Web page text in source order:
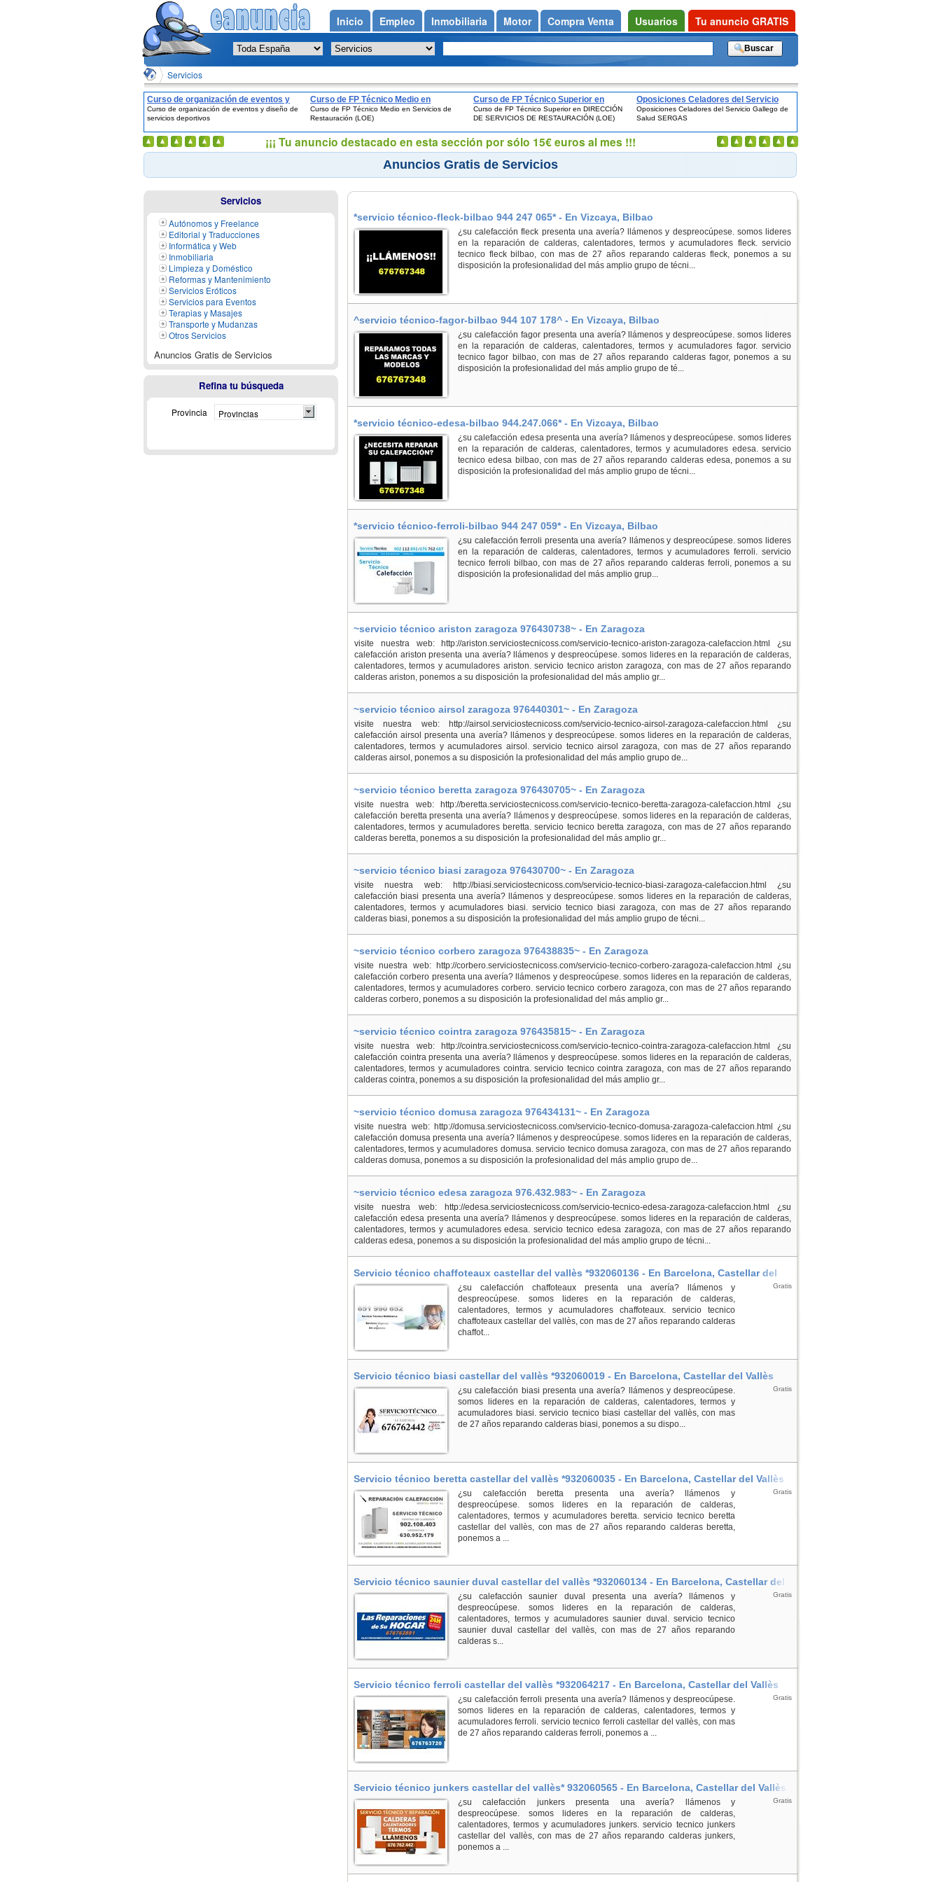
Servicios
Curso de organización de eventos y
diseño de servicios deportivos
Curso de organización de eventos y diseño de
servicios deportivos
Curso de FP Técnico Medio en
Servicios de Restauración (LOE)
Curso de FP Técnico Medio en Servicios de
Restauración (LOE)
Curso de FP Técnico Superior en
DIRECCIÓN DE SERVICIOS DE
RESTAURACIÓN (LOE)
Curso de FP Técnico Superior en DIRECCIÓN
DE SERVICIOS DE RESTAURACIÓN (LOE)
Oposiciones Celadores del Servicio
Gallego de Salud SERGAS
Oposiciones Celadores del Servicio Gallego de
Salud SERGAS
Anuncios Gratis de Servicios
*servicio técnico-fleck-bilbao 944 247 065* - En Vizcaya, Bilbao
¿su calefacción fleck presenta una avería? llámenos y despreocúpese. somos lideres
en la reparación de calderas, calentadores, termos y acumuladores fleck. servicio
tecnico fleck bilbao, con mas de 27 años reparando calderas fleck, ponemos a su
disposición la profesionalidad del más amplio grupo de técni...
^servicio técnico-fagor-bilbao 944 107 178^ - En Vizcaya, Bilbao
¿su calefacción fagor presenta una avería? llámenos y despreocúpese. somos lideres
en la reparación de calderas, calentadores, termos y acumuladores fagor. servicio
tecnico fagor bilbao, con mas de 27 años reparando calderas fagor, ponemos a su
disposición la profesionalidad del más amplio grupo de té...
*servicio técnico-edesa-bilbao 944.247.066* - En Vizcaya, Bilbao
¿su calefacción edesa presenta una avería? llámenos y despreocúpese. somos lideres
en la reparación de calderas, calentadores, termos y acumuladores edesa. servicio
tecnico edesa bilbao, con mas de 27 años reparando calderas edesa, ponemos a su
disposición la profesionalidad del más amplio grupo de técni...
*servicio técnico-ferroli-bilbao 944 247 059* - En Vizcaya, Bilbao
¿su calefacción ferroli presenta una avería? llámenos y despreocúpese. somos lideres
en la reparación de calderas, calentadores, termos y acumuladores ferroli. servicio
tecnico ferroli bilbao, con mas de 27 años reparando calderas ferroli, ponemos a su
disposición la profesionalidad del más amplio grup...
~servicio técnico ariston zaragoza 976430738~ - En Zaragoza
visite nuestra web: http://ariston.serviciostecnicoss.com/servicio-tecnico-ariston-zaragoza-calefaccion.html ¿su
calefacción ariston presenta una avería? llámenos y despreocúpese. somos lideres en la reparación de calderas,
calentadores, termos y acumuladores ariston. servicio tecnico ariston zaragoza, con mas de 27 años reparando
calderas ariston, ponemos a su disposición la profesionalidad del más amplio gr...
~servicio técnico airsol zaragoza 976440301~ - En Zaragoza
visite nuestra web: http://airsol.serviciostecnicoss.com/servicio-tecnico-airsol-zaragoza-calefaccion.html ¿su
calefacción airsol presenta una avería? llámenos y despreocúpese. somos lideres en la reparación de calderas,
calentadores, termos y acumuladores airsol. servicio tecnico airsol zaragoza, con mas de 27 años reparando
calderas airsol, ponemos a su disposición la profesionalidad del más amplio grupo de...
~servicio técnico beretta zaragoza 976430705~ - En Zaragoza
visite nuestra web: http://beretta.serviciostecnicoss.com/servicio-tecnico-beretta-zaragoza-calefaccion.html ¿su
calefacción beretta presenta una avería? llámenos y despreocúpese. somos lideres en la reparación de calderas,
calentadores, termos y acumuladores beretta. servicio tecnico beretta zaragoza, con mas de 27 años reparando
calderas beretta, ponemos a su disposición la profesionalidad del más amplio gr...
~servicio técnico biasi zaragoza 976430700~ - En Zaragoza
visite nuestra web: http://biasi.serviciostecnicoss.com/servicio-tecnico-biasi-zaragoza-calefaccion.html ¿su
calefacción biasi presenta una avería? llámenos y despreocúpese. somos lideres en la reparación de calderas,
calentadores, termos y acumuladores biasi. servicio tecnico biasi zaragoza, con mas de 27 años reparando
calderas biasi, ponemos a su disposición la profesionalidad del más amplio grupo de técni...
~servicio técnico corbero zaragoza 976438835~ - En Zaragoza
visite nuestra web: http://corbero.serviciostecnicoss.com/servicio-tecnico-corbero-zaragoza-calefaccion.html ¿su
calefacción corbero presenta una avería? llámenos y despreocúpese. somos lideres en la reparación de calderas,
calentadores, termos y acumuladores corbero. servicio tecnico corbero zaragoza, con mas de 27 años reparando
calderas corbero, ponemos a su disposición la profesionalidad del más amplio gr...
~servicio técnico cointra zaragoza 976435815~ - En Zaragoza
visite nuestra web: http://cointra.serviciostecnicoss.com/servicio-tecnico-cointra-zaragoza-calefaccion.html ¿su
calefacción cointra presenta una avería? llámenos y despreocúpese. somos lideres en la reparación de calderas,
calentadores, termos y acumuladores cointra. servicio tecnico cointra zaragoza, con mas de 27 años reparando
calderas cointra, ponemos a su disposición la profesionalidad del más amplio gr...
~servicio técnico domusa zaragoza 976434131~ - En Zaragoza
visite nuestra web: http://domusa.serviciostecnicoss.com/servicio-tecnico-domusa-zaragoza-calefaccion.html ¿su
calefacción domusa presenta una avería? llámenos y despreocúpese. somos lideres en la reparación de calderas,
calentadores, termos y acumuladores domusa. servicio tecnico domusa zaragoza, con mas de 27 años reparando
calderas domusa, ponemos a su disposición la profesionalidad del más amplio grupo de...
~servicio técnico edesa zaragoza 976.432.983~ - En Zaragoza
visite nuestra web: http://edesa.serviciostecnicoss.com/servicio-tecnico-edesa-zaragoza-calefaccion.html ¿su
calefacción edesa presenta una avería? llámenos y despreocúpese. somos lideres en la reparación de calderas,
calentadores, termos y acumuladores edesa. servicio tecnico edesa zaragoza, con mas de 27 años reparando
calderas edesa, ponemos a su disposición la profesionalidad del más amplio grupo de técni...
Servicio técnico chaffoteaux castellar del vallès *932060136 - En Barcelona, Castellar del
Vallès
¿su calefacción chaffoteaux presenta una avería? llámenos y
despreocúpese. somos lideres en la reparación de calderas,
calentadores, termos y acumuladores chaffoteaux. servicio tecnico
chaffoteaux castellar del vallès, con mas de 27 años reparando calderas
chaffot...
Gratis
Servicio técnico biasi castellar del vallès *932060019 - En Barcelona, Castellar del Vallès
¿su calefacción biasi presenta una avería? llámenos y despreocúpese.
somos lideres en la reparación de calderas, calentadores, termos y
acumuladores biasi. servicio tecnico biasi castellar del vallès, con mas
de 27 años reparando calderas biasi, ponemos a su dispo...
Gratis
Servicio técnico beretta castellar del vallès *932060035 - En Barcelona, Castellar del Vallès
¿su calefacción beretta presenta una avería? llámenos y
despreocúpese. somos lideres en la reparación de calderas,
calentadores, termos y acumuladores beretta. servicio tecnico beretta
castellar del vallès, con mas de 27 años reparando calderas beretta,
ponemos a ...
Gratis
Servicio técnico saunier duval castellar del vallès *932060134 - En Barcelona, Castellar del
Vallès
¿su calefacción saunier duval presenta una avería? llámenos y
despreocúpese. somos lideres en la reparación de calderas,
calentadores, termos y acumuladores saunier duval. servicio tecnico
saunier duval castellar del vallès, con mas de 27 años reparando
calderas s...
Gratis
Servicio técnico ferroli castellar del vallès *932064217 - En Barcelona, Castellar del Vallès
¿su calefacción ferroli presenta una avería? llámenos y despreocúpese.
somos lideres en la reparación de calderas, calentadores, termos y
acumuladores ferroli. servicio tecnico ferroli castellar del vallès, con mas
de 27 años reparando calderas ferroli, ponemos a ...
Gratis
Servicio técnico junkers castellar del vallès* 932060565 - En Barcelona, Castellar del Vallès
¿su calefacción junkers presenta una avería? llámenos y
despreocúpese. somos lideres en la reparación de calderas,
calentadores, termos y acumuladores junkers. servicio tecnico junkers
castellar del vallès, con mas de 27 años reparando calderas junkers,
ponemos a ...
Gratis
Servicios
Autónomos y Freelance
Editorial y Traducciones
Informática y Web
Inmobiliaria
Limpieza y Doméstico
Reformas y Mantenimiento
Servicios Eróticos
Servicios para Eventos
Terapias y Masajes
Transporte y Mudanzas
Otros Servicios
Anuncios Gratis de Servicios
Refina tu búsqueda
Provincia Provincias
Inicio Empleo Inmobiliaria Motor Compra Venta Usuarios Tu anuncio GRATIS
¡¡¡ Tu anuncio destacado en esta sección por sólo 15€ euros al mes !!!